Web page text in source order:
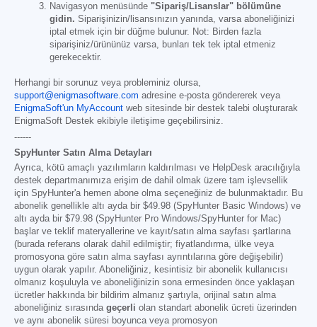
Navigasyon menüsünde "Sipariş/Lisanslar" bölümüne
gidin. Siparişinizin/lisansınızın yanında, varsa aboneliğinizi
iptal etmek için bir düğme bulunur. Not: Birden fazla
siparişiniz/ürününüz varsa, bunları tek tek iptal etmeniz
gerekecektir.
Herhangi bir sorunuz veya probleminiz olursa,
support@enigmasoftware.com adresine e-posta göndererek veya
EnigmaSoft'un MyAccount web sitesinde bir destek talebi oluşturarak
EnigmaSoft Destek ekibiyle iletişime geçebilirsiniz.
------
SpyHunter Satın Alma Detayları
Ayrıca, kötü amaçlı yazılımların kaldırılması ve HelpDesk aracılığıyla
destek departmanımıza erişim de dahil olmak üzere tam işlevsellik
için SpyHunter'a hemen abone olma seçeneğiniz de bulunmaktadır. Bu
abonelik genellikle altı ayda bir $49.98 (SpyHunter Basic Windows) ve
altı ayda bir $79.98 (SpyHunter Pro Windows/SpyHunter for Mac)
başlar ve teklif materyallerine ve kayıt/satın alma sayfası şartlarına
(burada referans olarak dahil edilmiştir; fiyatlandırma, ülke veya
promosyona göre satın alma sayfası ayrıntılarına göre değişebilir)
uygun olarak yapılır. Aboneliğiniz, kesintisiz bir abonelik kullanıcısı
olmanız koşuluyla ve aboneliğinizin sona ermesinden önce yaklaşan
ücretler hakkında bir bildirim almanız şartıyla, orijinal satın alma
aboneliğiniz sırasında geçerli olan standart abonelik ücreti üzerinden
ve aynı abonelik süresi boyunca veya promosyon